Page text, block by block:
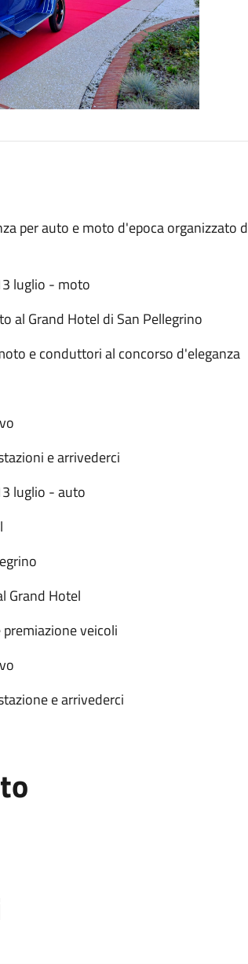
per auto e moto d'epoca organizzato
luglio - moto
al Grand Hotel di San Pellegrino
e conduttori al concorso d'eleganza
e arrivederci
luglio - auto
Grand Hotel
veicoli
e arrivederci